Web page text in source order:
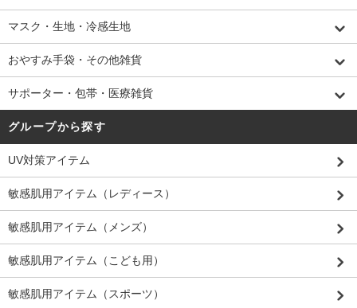
マスク・生地・冷感生地
おやすみ手袋・その他雑貨
サポーター・包帯・医療雑貨
グループから探す
UV対策アイテム
敏感肌用アイテム（レディース）
敏感肌用アイテム（メンズ）
敏感肌用アイテム（こども用）
敏感肌用アイテム（スポーツ）